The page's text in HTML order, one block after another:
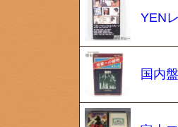
YEN
国内